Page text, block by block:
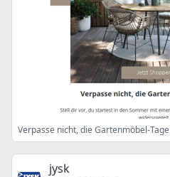
Verpasse nicht, die Gartenmöbel-Tage
jysk